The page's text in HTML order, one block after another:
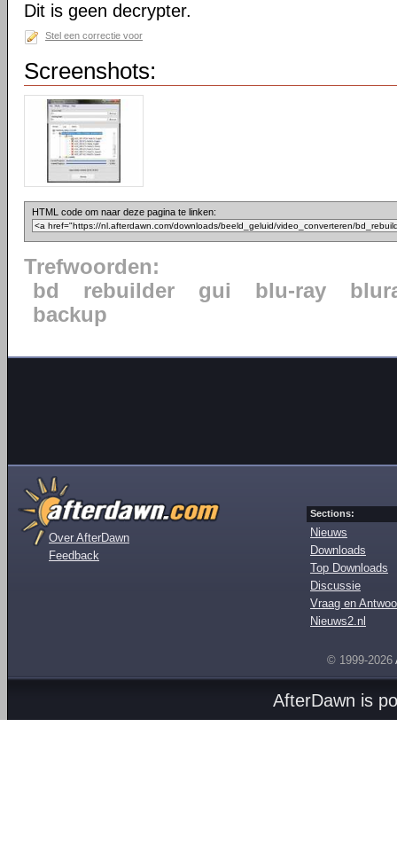
Dit is geen decrypter.
Stel een correctie voor
Screenshots:
HTML code om naar deze pagina te linken:
Trefwoorden:
bd
rebuilder gui blu-ray
backup
Over AfterDawn
Feedback
Sections:
Nieuws
Downloads
Top Downloads
Discussie
Vraag en
Nieuws2.nl
© 1999-2026
AfterDawn is